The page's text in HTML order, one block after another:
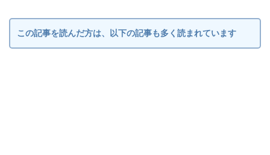
この記事を読んだ方は、以下の記事も多く読まれています